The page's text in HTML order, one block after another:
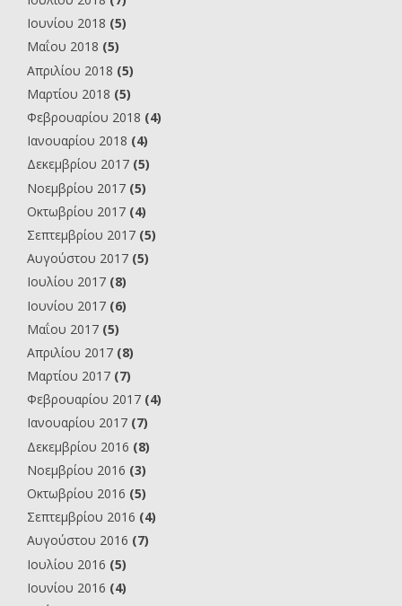
Ιουνίου 2018 (5)
Μαΐου 2018 (5)
Απριλίου 2018 (5)
Μαρτίου 2018 (5)
Φεβρουαρίου 2018 (4)
Ιανουαρίου 2018 (4)
Δεκεμβρίου 2017 (5)
Νοεμβρίου 2017 (5)
Οκτωβρίου 2017 (4)
Σεπτεμβρίου 2017 (5)
Αυγούστου 2017 (5)
Ιουλίου 2017 (8)
Ιουνίου 2017 (6)
Μαΐου 2017 (5)
Απριλίου 2017 (8)
Μαρτίου 2017 (7)
Φεβρουαρίου 2017 (4)
Ιανουαρίου 2017 (7)
Δεκεμβρίου 2016 (8)
Νοεμβρίου 2016 (3)
Οκτωβρίου 2016 (5)
Σεπτεμβρίου 2016 (4)
Αυγούστου 2016 (7)
Ιουλίου 2016 (5)
Ιουνίου 2016 (4)